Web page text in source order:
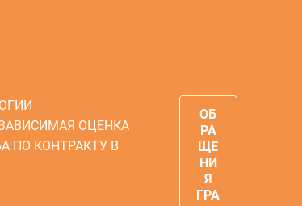
ОЦЕНКА
ПО КОНТРАКТУ В
ОБ
РА
ЩЕ
НИ
Я
ГРА